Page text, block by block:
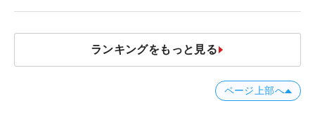
ランキングをもっと見る
ページ上部へ